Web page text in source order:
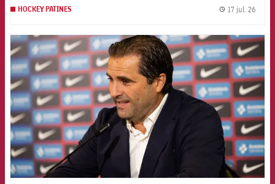
HOCKEY PATINES 17 jul. 26
FCB Barcelona badge